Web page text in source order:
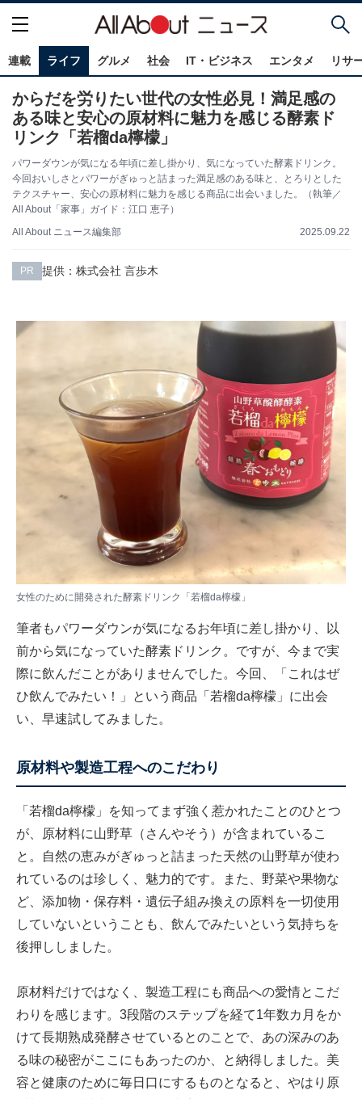
連載 ライフ グルメ 社会 IT・ビジネス エンタメ リサ
からだを労りたい世代の女性必見！満足感の
ある味と安心の原材料に魅力を感じる酵素ド
リンク「若榴da檸檬」
パワーダウンが気になる年頃に差し掛かり、気になっていた酵素ドリンク。
今回おいしさとパワーがぎゅっと詰まった満足感のある味と、とろりとした
テクスチャー、安心の原材料に魅力を感じる商品に出会いました。（執筆／
All About「家事」ガイド：江口 恵子）
All About ニュース編集部
2025.09.22
PR 提供：株式会社 言歩木
女性のために開発された酵素ドリンク「若榴da檸檬」
筆者もパワーダウンが気になるお年頃に差し掛かり、以
前から気になっていた酵素ドリンク。ですが、今まで実
際に飲んだことがありませんでした。今回、「これはぜ
ひ飲んでみたい！」という商品「若榴da檸檬」に出会
い、早速試してみました。
原材料や製造工程へのこだわり
「若榴da檸檬」を知ってまず強く惹かれたことのひとつ
が、原材料に山野草（さんやそう）が含まれているこ
と。自然の恵みがぎゅっと詰まった天然の山野草が使わ
れているのは珍しく、魅力的です。また、野菜や果物な
ど、添加物・保存料・遺伝子組み換えの原料を一切使用
していないということも、飲んでみたいという気持ちを
後押ししました。
原材料だけではなく、製造工程にも商品への愛情とこだ
わりを感じます。3段階のステップを経て1年数カ月をか
けて長期熟成発酵させているとのことで、あの深みのあ
る味の秘密がここにもあったのか、と納得しました。美
容と健康のために毎日口にするものとなると、やはり原